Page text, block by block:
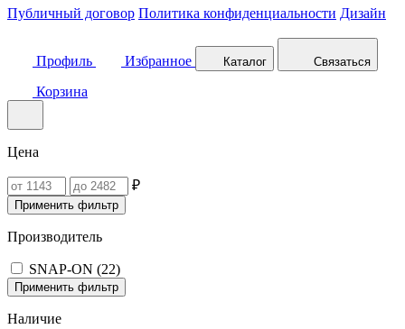
Публичный договор Политика конфиденциальности Дизайн
Профиль Избранное Каталог Связаться
Корзина
Цена
₽
Применить фильтр
Производитель
SNAP-ON (22)
Применить фильтр
Наличие